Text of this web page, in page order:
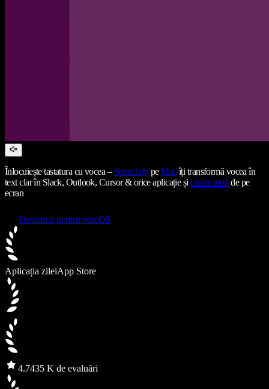
Înlocuiește tastatura cu vocea – SpeechifypeMacîți transformă vocea în
text clar în Slack, Outlook, Cursor & orice aplicație șicitește totul de pe
ecran
Descarcă pentru macOS
Aplicația zileiApp Store
4.7435 K de evaluări